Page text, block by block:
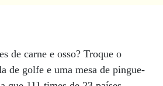
de carne e osso? Troque o
de golfe e uma mesa de pingue-